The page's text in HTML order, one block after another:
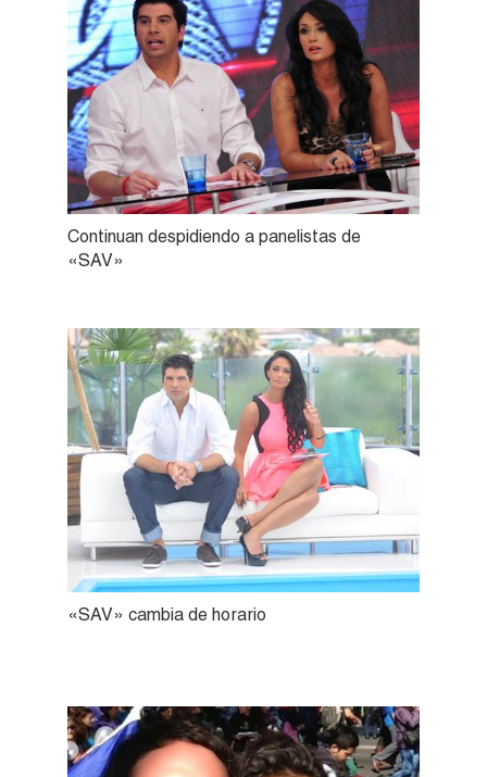
Continuan despidiendo a panelistas de
«SAV»
«SAV» cambia de horario